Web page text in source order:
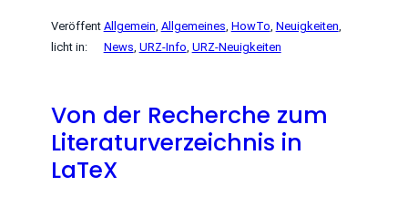
Veröffent
licht in:
Allgemein Allgemeines HowTo Neuigkeiten
News URZ-Info URZ-Neuigkeiten
Von der Recherche zum
Literaturverzeichnis in
LaTeX